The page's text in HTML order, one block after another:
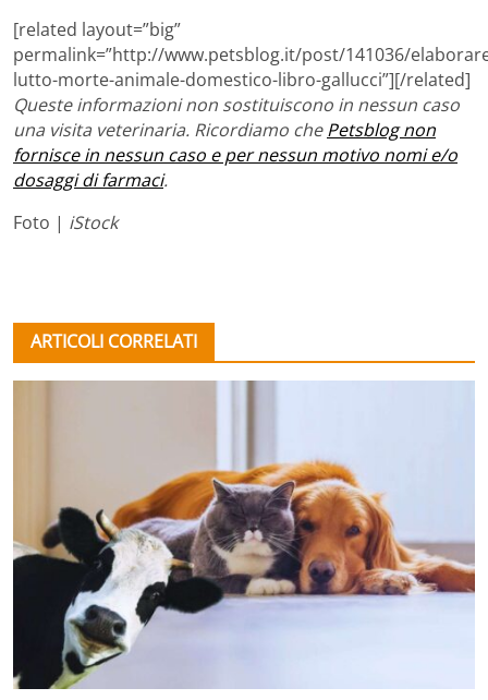
[related layout=”big”
permalink=”http://www.petsblog.it/post/141036/
lutto-morte-animale-domestico-libro-gallucci”][/related]
Queste informazioni non sostituiscono in nessun caso
una visita veterinaria. Ricordiamo chePetsblog non
fornisce in nessun caso e per nessun motivo nomi e/o
dosaggi di farmaci.
Foto | iStock
ARTICOLI CORRELATI